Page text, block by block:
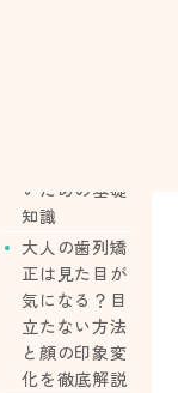
いための基礎
知識
大人の歯列矯
正は見た目が
気になる？目
立たない方法
と顔の印象変
化を徹底解説